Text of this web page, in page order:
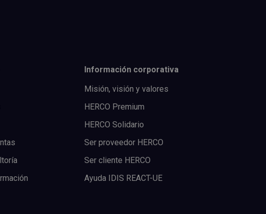
Información corporativa
Misión, visión y valores
HERCO Premium
HERCO Solidario
Ser proveedor HERCO
Ser cliente HERCO
Ayuda IDIS REACT-UE